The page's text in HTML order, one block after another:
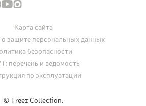
© Treez Collection.
Карта сайта
защите персональных данных
безопасности
перечень и ведомость
по эксплуатации